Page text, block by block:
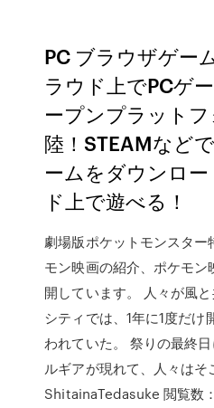
PC ブラウザゲー
ラウド上でPCゲ
ープンプラット
陸！STEAMなど
ームをダウンロ
ド上で遊べる！
劇場版ポケットモンスタ
モン映画の紹介、ポケモ
開しています。 人々が風
シティでは、1年に1度だけ
われていた。 祭りの最終
ルギアが現れて、人々はそ
ShitainaTedasuke 閲覧数